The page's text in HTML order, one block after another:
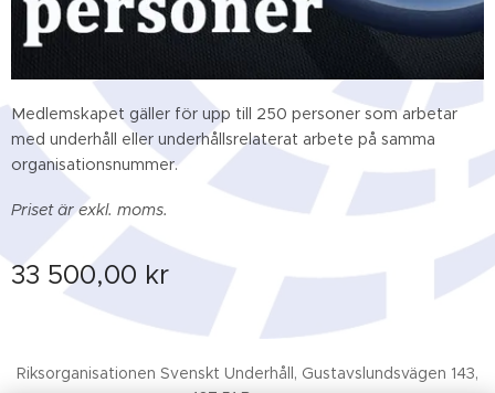
Medlemskapet gäller för upp till 250 personer som arbetar
med underhåll eller underhållsrelaterat arbete på samma
organisationsnummer.
Priset är exkl. moms.
33 500,00 kr
Riksorganisationen Svenskt Underhåll, Gustavslundsvägen 143,